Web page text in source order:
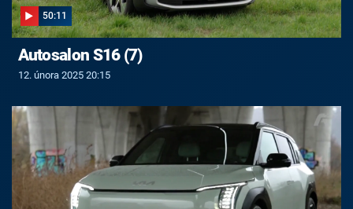
50:11
Autosalon S16 (7)
12. února 2025 20:15